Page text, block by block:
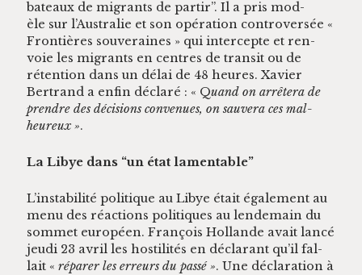
bateaux de migrants de par­tir”. Il a pris mod­
èle sur l’Australie et son opéra­tion con­tro­ver­sée «
Fron­tières sou­veraines » qui inter­cepte et ren­
voie les migrants en cen­tres de tran­sit ou de
réten­tion dans un délai de 48 heures. Xavier
Bertrand a enfin déclaré : « Quand on arrêtera de
pren­dre des déci­sions con­v­enues, on sauvera ces mal­
heureux ».
La Libye dans “un état lamentable”
L’in­sta­bil­ité poli­tique au Libye était égale­ment au
menu des réac­tions poli­tiques au lende­main du
som­met européen. François Hol­lande avait lancé
jeu­di 23 avril les hos­til­ités en déclarant qu’il fal­
lait «répar­er les erreurs du passé ». Une déc­la­ra­tion à